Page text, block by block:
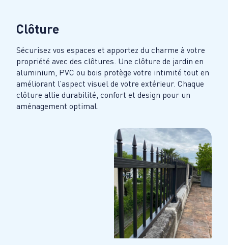
Clôture
Sécurisez vos espaces et apportez du charme à votre
propriété avec des clôtures. Une clôture de jardin en
aluminium, PVC ou bois protège votre intimité tout en
améliorant l’aspect visuel de votre extérieur. Chaque
clôture allie durabilité, confort et design pour un
aménagement optimal.